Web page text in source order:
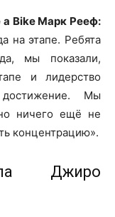
a Bike Марк Рееф:
на этапе. Ребята
мы показали,
и лидерство
Мы
ничего ещё не
концентрацию».
Джиро